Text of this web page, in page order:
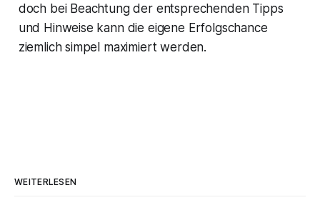
doch bei Beachtung der entsprechenden Tipps
und Hinweise kann die eigene Erfolgschance
ziemlich simpel maximiert werden.
WEITERLESEN